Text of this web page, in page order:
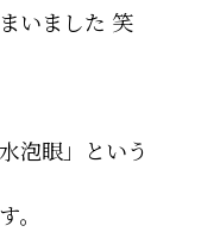
いました 笑
泡眼」という
。